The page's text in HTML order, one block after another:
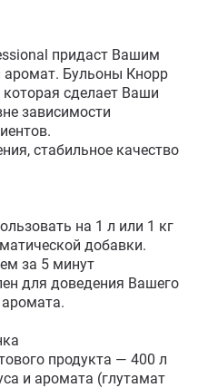
придаст Вашим
Бульоны Кнорр
сделает Ваши
зависимости
стабильное качество
на 1 л или 1 кг
добавки.
за 5 минут
для доведения Вашего
аромата.
продукта — 400 л
и аромата (глутамат